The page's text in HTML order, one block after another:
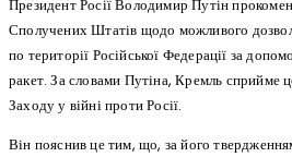
Президент Росії Володимир Путін
Сполучених Штатів щодо можливого
по території Російської Федерації за
ракет. За словами Путіна, Кремль сприйме
Заходу у війні проти Росії.
Він пояснив це тим, що, за його